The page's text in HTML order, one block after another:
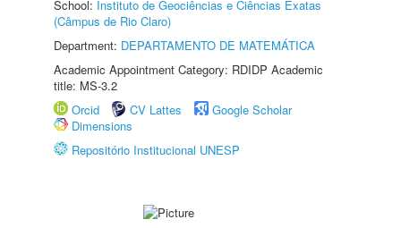
School: Instituto de Geociências e Ciências Exatas
(Câmpus de Rio Claro)
Department: DEPARTAMENTO DE MATEMÁTICA
Academic Appointment Category: RDIDP Academic
title: MS-3.2
Orcid
CV Lattes
Google Scholar
Dimensions
Repositório Institucional UNESP